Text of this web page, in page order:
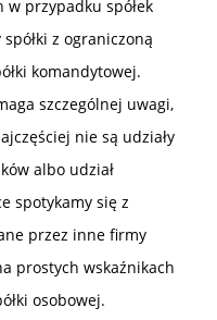
przypadku spółek
z ograniczoną
komandytowej.
szczególnej uwagi,
nie są udziały
albo udział
spotykamy się z
przez inne firmy
prostych wskaźnikach
osobowej.